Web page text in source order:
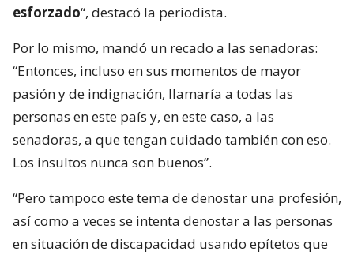
esforzado“, destacó la periodista.
Por lo mismo, mandó un recado a las senadoras:
“Entonces, incluso en sus momentos de mayor
pasión y de indignación, llamaría a todas las
personas en este país y, en este caso, a las
senadoras, a que tengan cuidado también con eso.
Los insultos nunca son buenos”.
“Pero tampoco este tema de denostar una profesión,
así como a veces se intenta denostar a las personas
en situación de discapacidad usando epítetos que